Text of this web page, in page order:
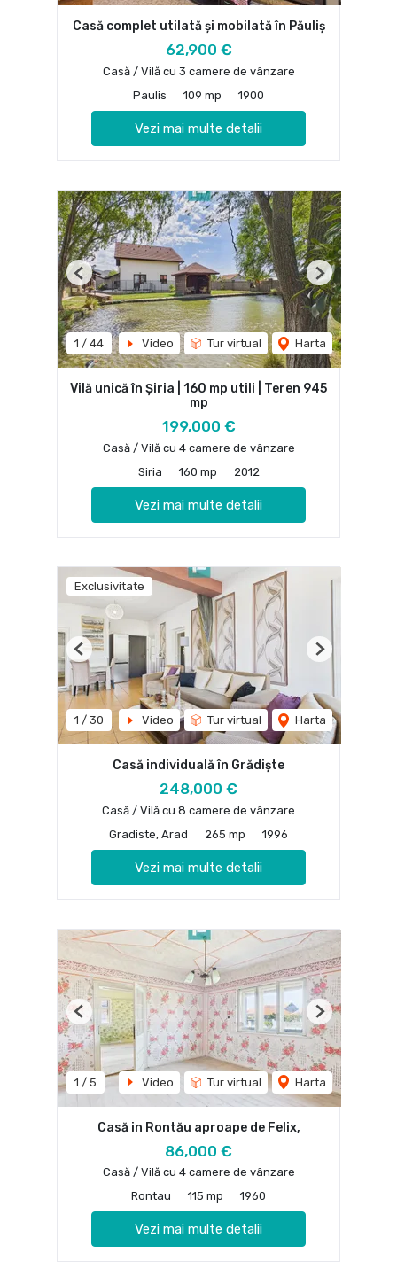
Casă complet utilată și mobilată în Păuliș
62,900 €
Casă / Vilă cu 3 camere de vânzare
Paulis
109 mp 1900
Vezi mai multe detalii
1 / 44 Video Tur virtual Harta
Previous Next
Vilă unică în Șiria | 160 mp utili | Teren 945
mp
199,000 €
Casă / Vilă cu 4 camere de vânzare
Siria
160 mp 2012
Vezi mai multe detalii
Exclusivitate
1 / 30 Video Tur virtual Harta
Previous Next
Casă individuală în Grădiște
248,000 €
Casă / Vilă cu 8 camere de vânzare
Gradiste, Arad
265 mp 1996
Vezi mai multe detalii
1 / 5 Video Tur virtual Harta
Previous Next
Casă in Rontău aproape de Felix,
86,000 €
Casă / Vilă cu 4 camere de vânzare
Rontau
115 mp 1960
Vezi mai multe detalii